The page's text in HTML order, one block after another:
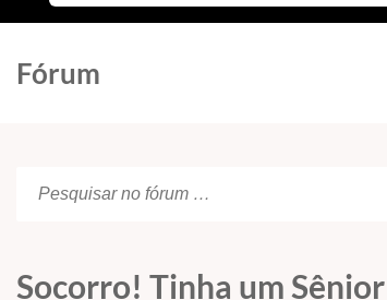
Fórum
Socorro! Tinha um